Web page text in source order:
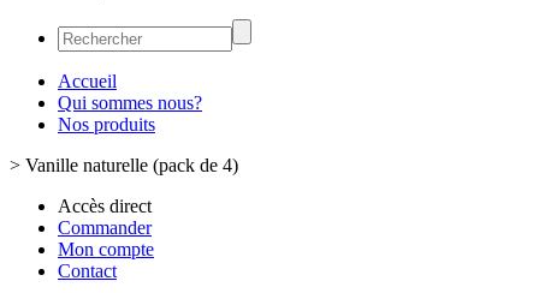
Accueil
Qui sommes nous?
Nos produits
> Vanille naturelle (pack de 4)
Accès direct
Commander
Mon compte
Contact